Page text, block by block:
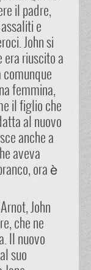
il padre,
e
John si
era riuscito a
comunque
femmina,
il figlio che
al nuovo
anche a
aveva
ora è
John
che ne
Il nuovo
suo